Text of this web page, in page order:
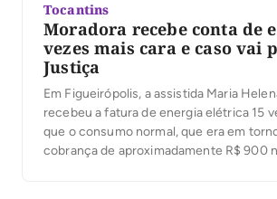
Tocantins
Moradora recebe conta de
vezes mais cara e caso vai
Justiça
Em Figueirópolis, a assistida Maria
recebeu a fatura de energia elétrica 15
que o consumo normal, que era em
cobrança de aproximadamente R$ 900